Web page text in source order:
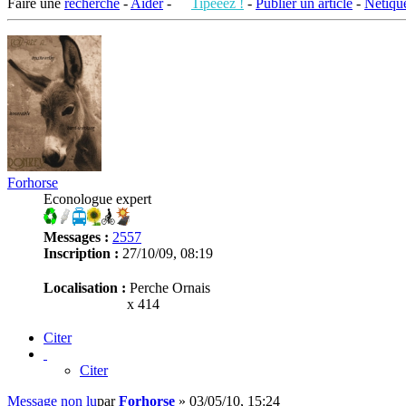
Faire une recherche - Aider- Tipeeez ! - Publier un article -
Forhorse
Econologue expert
Messages : 2557
Inscription : 27/10/09, 08:19
Localisation : Perche Ornais
x 414
Citer
Citer
Message non luparForhorse » 03/05/10, 15:24